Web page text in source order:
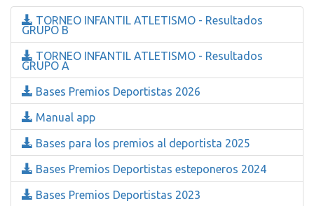
TORNEO INFANTIL ATLETISMO - Resultados
GRUPO B
TORNEO INFANTIL ATLETISMO - Resultados
GRUPO A
Bases Premios Deportistas 2026
Manual app
Bases para los premios al deportista 2025
Bases Premios Deportistas esteponeros 2024
Bases Premios Deportistas 2023